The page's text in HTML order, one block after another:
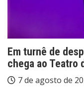
Em turnê de
chega ao Teatro
7 de agosto de